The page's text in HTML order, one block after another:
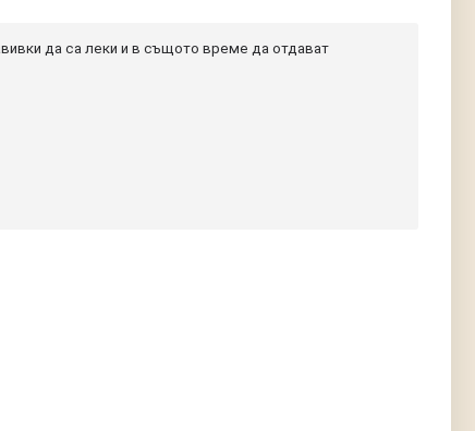
да са леки и в същото време да отдават